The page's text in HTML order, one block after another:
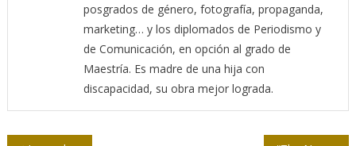
posgrados de género, fotografía, propaganda,
marketing… y los diplomados de Periodismo y
de Comunicación, en opción al grado de
Maestría. Es madre de una hija con
discapacidad, su obra mejor lograda.